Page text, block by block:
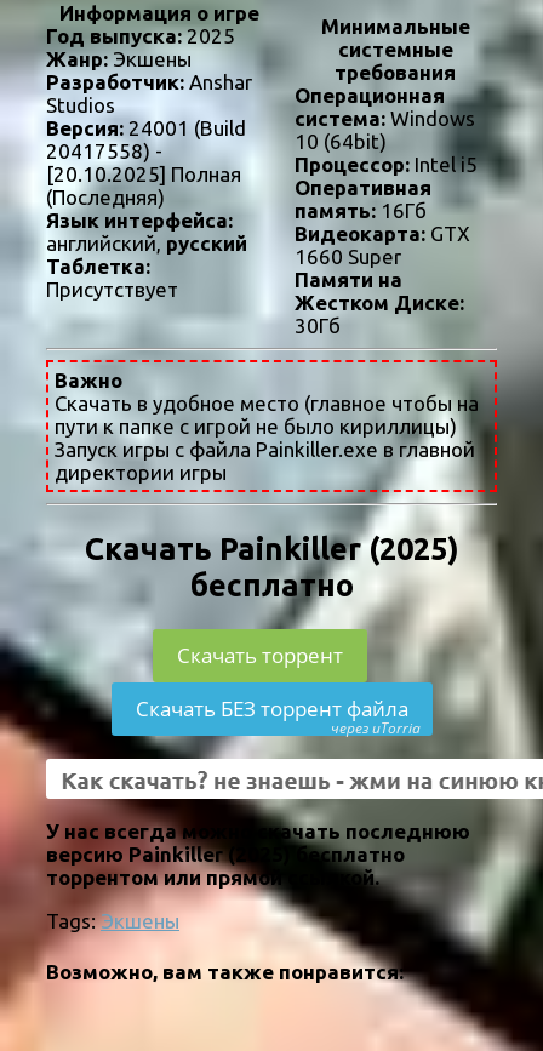
Информация о игре
Год выпуска:2025
Жанр:Экшены
Разработчик: Anshar
Studios
Версия: 24001 (Build
20417558) -
[20.10.2025] Полная
(Последняя)
Язык интерфейса:
английский, русский
Таблетка:
Присутствует
Минимальные
системные
требования
Операционная
система:Windows
10 (64bit)
Процессор:Intel i5
Оперативная
память:16Гб
Видеокарта:GTX
1660 Super
Памяти на
Жестком Диске:
30Гб
Важно
Скачать в удобное место (главное чтобы на
пути к папке с игрой не было кириллицы)
Запуск игры с файла Painkiller.exe в главной
директории игры
Скачать Painkiller (2025)
бесплатно
Скачать торрент
Скачать БЕЗ торрент файла
через uTorria
У нас всегда можно скачать последнюю
версию Painkiller (2025) бесплатно
торрентом или прямой ссылкой.
Tags: Экшены
Возможно, вам также понравится: